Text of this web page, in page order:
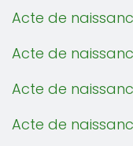
Acte de
Acte de
Acte de
Acte de